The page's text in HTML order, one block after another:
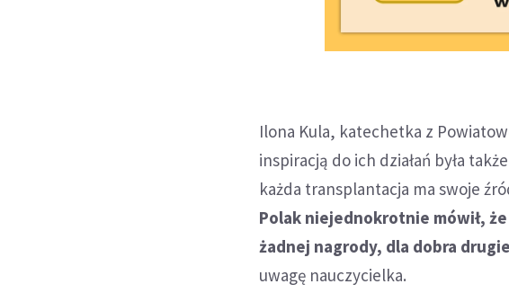
Ilona Kula, katechetka z
inspiracją do ich działań była
każda transplantacja ma swoje
Polak niejednokrotnie mówił,
żadnej nagrody, dla dobra
uwagę nauczycielka.